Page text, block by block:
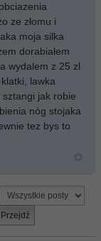
ze złomu i
moja silka
dorabiałem
wydalem z 25 zl
lawka
jak robie
nóg stojaka
tez bys to